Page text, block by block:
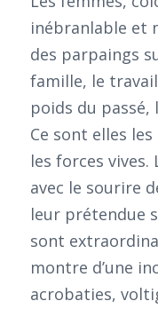
inébranlable et
des parpaings
famille, le
poids du passé,
Ce sont elles
les forces vives.
avec le sourire
leur prétendue
sont
montre d’une
acrobaties,